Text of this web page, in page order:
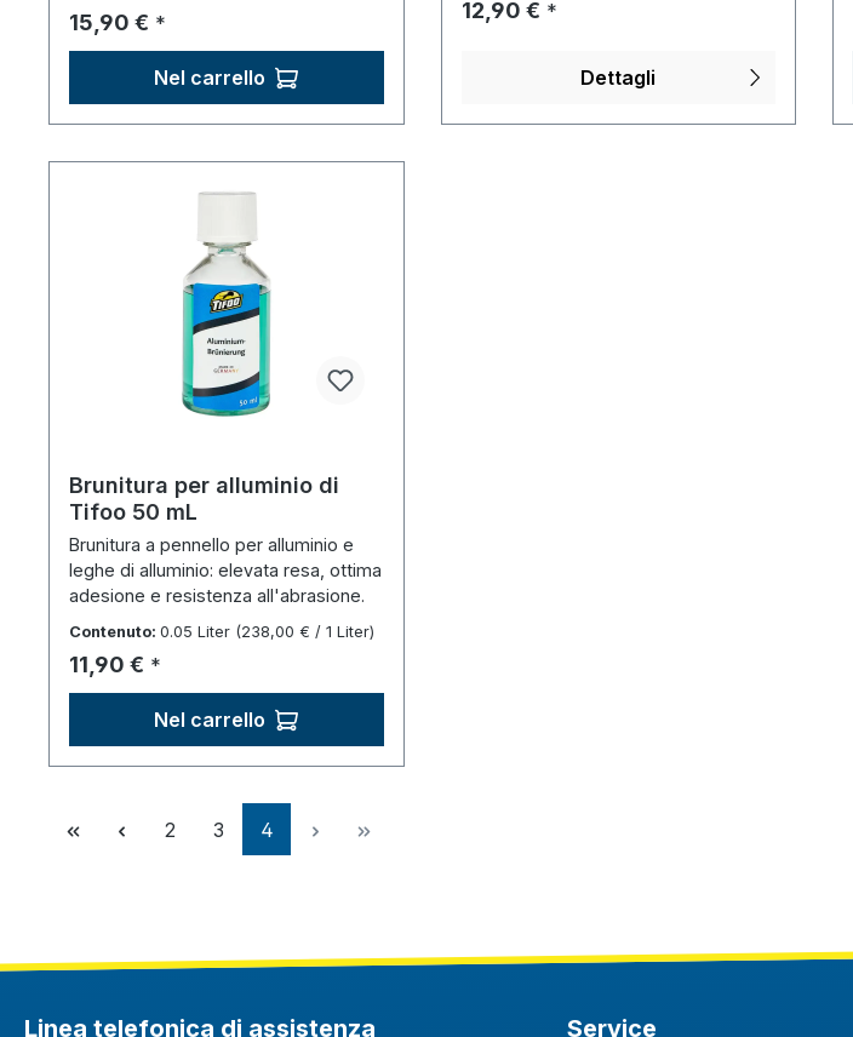
Prezzo normale:
15,90 € *
Nel carrello
Prezzo normale:
12,90 € *
Dettagli
Brunitura per alluminio di
Tifoo 50 mL
Brunitura a pennello per alluminio e
leghe di alluminio: elevata resa, ottima
adesione e resistenza all'abrasione.
Contenuto: 0.05 Liter (238,00 € / 1 Liter)
Prezzo normale:
11,90 € *
Nel carrello
Pagina
2 Pagina
3 Pagina
4
Linea telefonica di assistenza Service